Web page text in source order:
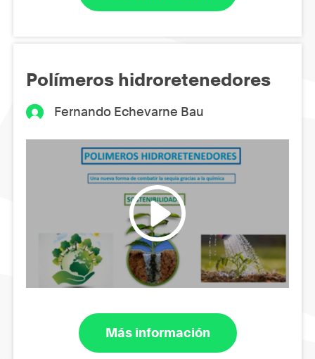
Polímeros hidroretenedores
Fernando Echevarne Bau
Más información